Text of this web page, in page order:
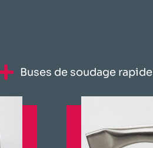
​Buses de soudage rapide​